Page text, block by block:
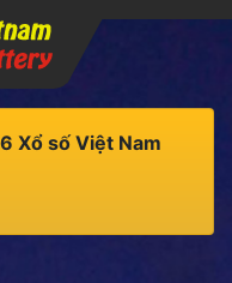
Xổ số Việt Nam